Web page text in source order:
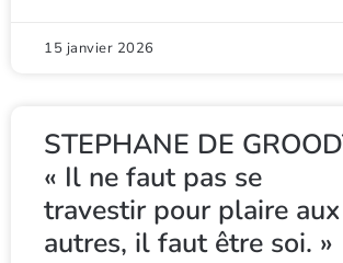
15 janvier 2026
STEPHANE DE
« Il ne faut pas se
travestir pour plaire aux
autres, il faut être soi. »